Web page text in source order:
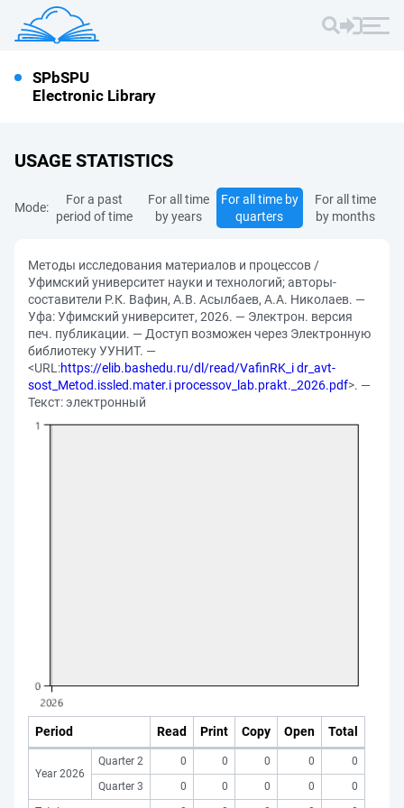
SPbSPU
Electronic Library
USAGE STATISTICS
Mode:
For a past
period of time
For all time
by years
For all time by
quarters
For all time
by months
Методы исследования материалов и процессов /
Уфимский университет науки и технологий; авторы-
составители Р.К. Вафин, А.В. Асылбаев, А.А. Николаев. —
Уфа: Уфимский университет, 2026. — Электрон. версия
печ. публикации. — Доступ возможен через Электронную
библиотеку УУНИТ. —
<URL:https://elib.bashedu.ru/dl/read/VafinRK_i dr_avt-
sost_Metod.issled.mater.i processov_lab.prakt._2026.pdf>. —
Текст: электронный
Period Read Print Copy Open Total
Year 2026
Quarter 2 0 0 0 0
0
Quarter 3
0 0 0 0
0